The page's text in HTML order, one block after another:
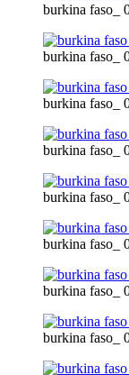
burkina faso_
burkina faso_
burkina faso_
burkina faso_
burkina faso_
burkina faso_
burkina faso_
burkina faso_